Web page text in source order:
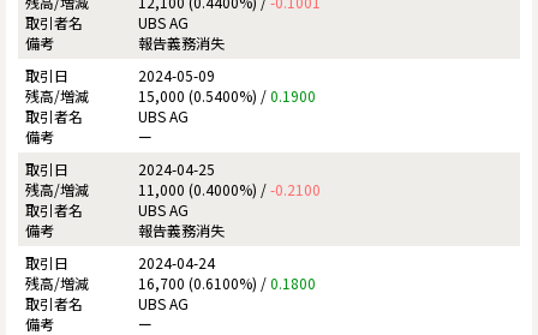
UBS AG
報告義務消失
2024-05-09
15,000 (0.5400%) /0.1900
UBS AG
ー
2024-04-25
11,000 (0.4000%) /-0.2100
UBS AG
報告義務消失
2024-04-24
16,700 (0.6100%) /0.1800
UBS AG
ー